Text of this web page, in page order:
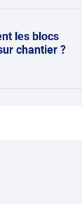
les blocs
chantier ?